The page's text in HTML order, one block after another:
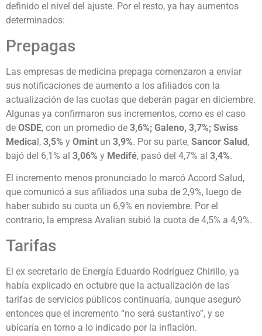
definido el nivel del ajuste. Por el resto, ya hay aumentos
determinados:
Prepagas
Las empresas de medicina prepaga comenzaron a enviar
sus notificaciones de aumento a los afiliados con la
actualización de las cuotas que deberán pagar en diciembre.
Algunas ya confirmaron sus incrementos, como es el caso
de OSDE, con un promedio de 3,6%; Galeno, 3,7%; Swiss
Medical, 3,5% y Omint un 3,9%. Por su parte, Sancor Salud,
bajó del 6,1% al 3,06% y Medifé, pasó del 4,7% al 3,4%.
El incremento menos pronunciado lo marcó Accord Salud,
que comunicó a sus afiliados una suba de 2,9%, luego de
haber subido su cuota un 6,9% en noviembre. Por el
contrario, la empresa Avalian subió la cuota de 4,5% a 4,9%.
Tarifas
El ex secretario de Energía Eduardo Rodríguez Chirillo, ya
había explicado en octubre que la actualización de las
tarifas de servicios públicos continuaría, aunque aseguró
entonces que el incremento “no será sustantivo”, y se
ubicaría en torno a lo indicado por la inflación.